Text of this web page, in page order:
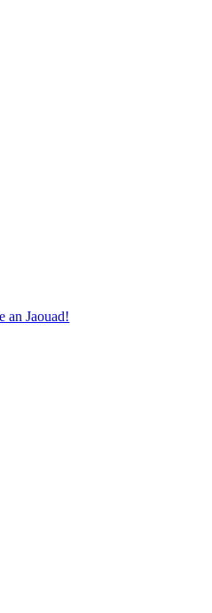
an Jaouad!